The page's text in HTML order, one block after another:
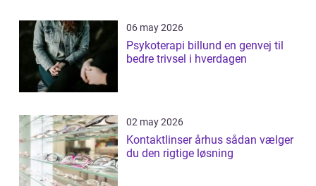
06 may 2026
Psykoterapi billund en genvej til
bedre trivsel i hverdagen
02 may 2026
Kontaktlinser århus sådan vælger
du den rigtige løsning